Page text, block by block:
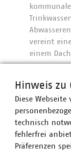
vereint
einem
HAMBURG
Unternehmen
Hinweis zu
Diese
technisch
fehlerfrei
Präferenzen